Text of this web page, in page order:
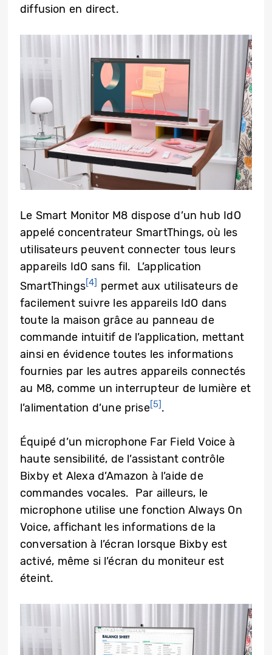
diffusion en direct.
Le Smart Monitor M8 dispose d’un hub IdO
appelé concentrateur SmartThings, où les
utilisateurs peuvent connecter tous leurs
appareils IdO sans fil. L’application
SmartThings[4] permet aux utilisateurs de
facilement suivre les appareils IdO dans
toute la maison grâce au panneau de
commande intuitif de l’application, mettant
ainsi en évidence toutes les informations
fournies par les autres appareils connectés
au M8, comme un interrupteur de lumière et
l’alimentation d’une prise[5].
Équipé d’un microphone Far Field Voice à
haute sensibilité, de l’assistant contrôle
Bixby et Alexa d’Amazon à l’aide de
commandes vocales. Par ailleurs, le
microphone utilise une fonction Always On
Voice, affichant les informations de la
conversation à l’écran lorsque Bixby est
activé, même si l’écran du moniteur est
éteint.